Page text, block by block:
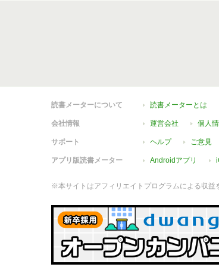
読書メーターについて 読書メーターとは
会社情報 運営会社 個人
サポート ヘルプ ご意見
アプリ版読書メーター Androidアプリ
※本サイトはアフィリエイトプログラムによる収益